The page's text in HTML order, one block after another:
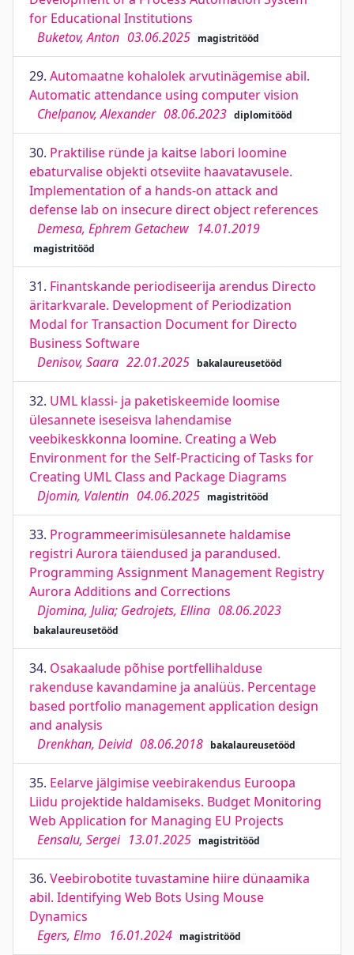
for Educational Institutions
Buketov, Anton 03.06.2025 magistritööd
29. Automaatne kohalolek arvutinägemise abil.
Automatic attendance using computer vision
Chelpanov, Alexander 08.06.2023 diplomitööd
30. Praktilise ründe ja kaitse labori loomine
ebaturvalise objekti otseviite haavatavusele.
Implementation of a hands-on attack and
defense lab on insecure direct object references
Demesa, Ephrem Getachew 14.01.2019
magistritööd
31. Finantskande periodiseerija arendus Directo
äritarkvarale. Development of Periodization
Modal for Transaction Document for Directo
Business Software
Denisov, Saara 22.01.2025 bakalaureusetööd
32. UML klassi- ja paketiskeemide loomise
ülesannete iseseisva lahendamise
veebikeskkonna loomine. Creating a Web
Environment for the Self-Practicing of Tasks for
Creating UML Class and Package Diagrams
Djomin, Valentin 04.06.2025 magistritööd
33. Programmeerimisülesannete haldamise
registri Aurora täiendused ja parandused.
Programming Assignment Management Registry
Aurora Additions and Corrections
Djomina, Julia; Gedrojets, Ellina 08.06.2023
bakalaureusetööd
34. Osakaalude põhise portfellihalduse
rakenduse kavandamine ja analüüs. Percentage
based portfolio management application design
and analysis
Drenkhan, Deivid 08.06.2018 bakalaureusetööd
35. Eelarve jälgimise veebirakendus Euroopa
Liidu projektide haldamiseks. Budget Monitoring
Web Application for Managing EU Projects
Eensalu, Sergei 13.01.2025 magistritööd
36. Veebirobotite tuvastamine hiire dünaamika
abil. Identifying Web Bots Using Mouse
Dynamics
Egers, Elmo 16.01.2024 magistritööd